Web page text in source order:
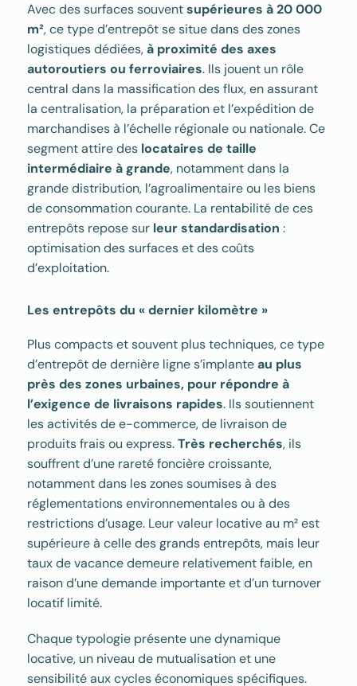
Avec des surfaces souventsupérieures à 20 000
m², ce type d’entrepôt se situe dans des zones
logistiques dédiées,à proximité des axes
autoroutiers ou ferroviaires. Ils jouent un rôle
central dans la massification des flux, en assurant
la centralisation, la préparation et l’expédition de
marchandises à l’échelle régionale ou nationale. Ce
segment attire des locataires de taille
intermédiaire à grande, notamment dans la
grande distribution, l’agroalimentaire ou les biens
de consommation courante. La rentabilité de ces
entrepôts repose sur leur standardisation :
optimisation des surfaces et des coûts
d’exploitation.
Les entrepôts du « dernier kilomètre »
Plus compacts et souvent plus techniques, ce type
d’entrepôt de dernière ligne s’implanteau plus
près des zones urbaines, pour répondre à
l’exigence de livraisons rapides. Ils soutiennent
les activités de e-commerce, de livraison de
produits frais ou express.Très recherchés, ils
souffrent d’une rareté foncière croissante,
notamment dans les zones soumises à des
réglementations environnementales ou à des
restrictions d’usage. Leur valeur locative au m² est
supérieure à celle des grands entrepôts, mais leur
taux de vacance demeure relativement faible, en
raison d’une demande importante et d’un turnover
locatif limité.
Chaque typologie présente une dynamique
locative, un niveau de mutualisation et une
sensibilité aux cycles économiques spécifiques.